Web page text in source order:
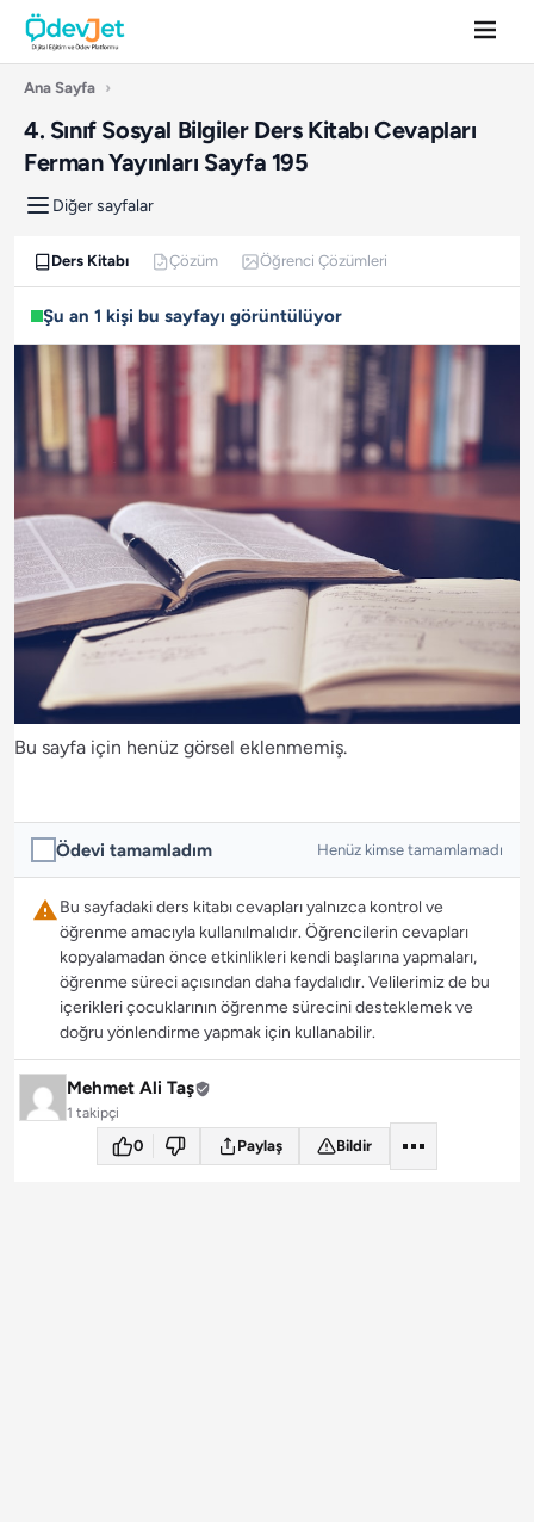
Ana Sayfa ›
4. Sınıf Sosyal Bilgiler Ders Kitabı Cevapları
Ferman Yayınları Sayfa 195
Diğer sayfalar
Ders Kitabı Çözüm Öğrenci Çözümleri
Şu an 1 kişi bu sayfayı görüntülüyor
Bu sayfa için henüz görsel eklenmemiş.
Ödevi tamamladım Henüz kimse tamamlamadı
Bu sayfadaki ders kitabı cevapları yalnızca kontrol ve
öğrenme amacıyla kullanılmalıdır. Öğrencilerin cevapları
kopyalamadan önce etkinlikleri kendi başlarına yapmaları,
öğrenme süreci açısından daha faydalıdır. Velilerimiz de bu
içerikleri çocuklarının öğrenme sürecini desteklemek ve
doğru yönlendirme yapmak için kullanabilir.
Mehmet Ali Taş
1 takipçi
0 Paylaş Bildir